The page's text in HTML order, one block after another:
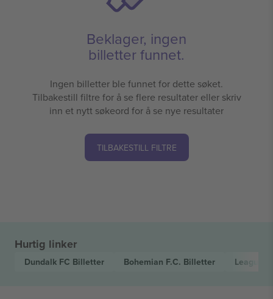
Beklager, ingen
billetter funnet.
Ingen billetter ble funnet for dette søket.
Tilbakestill filtre for å se flere resultater eller skriv
inn et nytt søkeord for å se nye resultater
TILBAKESTILL FILTRE
Hurtig linker
Dundalk FC Billetter Bohemian F.C. Billetter League